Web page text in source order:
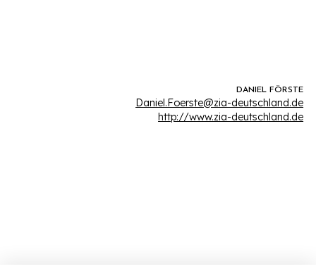
DANIEL FÖRSTE
Daniel.Foerste@zia-deutschland.de
http://www.zia-deutschland.de